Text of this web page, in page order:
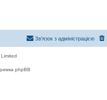
Зв'язок з адміністрацією
phpBB